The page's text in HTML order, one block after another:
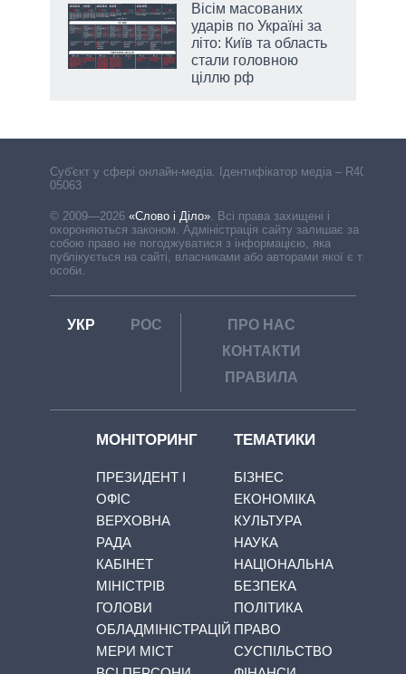
Вісім масованих
ударів по Україні за
літо: Київ та область
стали головною
ціллю рф
Cуб'єкт у сфері онлайн-медіа. Ідентифікатор медіа – R40-
05063
© 2009—2026 «Слово і Діло». Всі права захищені і
охороняються законом. Адміністрація сайту залишає за
собою право не погоджуватися з інформацією, яка
публікується на сайті, власниками або авторами якої є треті
особи.
УКР РОС
ПРО НАС
КОНТАКТИ
ПРАВИЛА
МОНІТОРИНГ
ПРЕЗИДЕНТ І
ОФІС
ВЕРХОВНА
РАДА
КАБІНЕТ
МІНІСТРІВ
ГОЛОВИ
ОБЛАДМІНІСТРАЦІЙ
МЕРИ МІСТ
ТЕМАТИКИ
БІЗНЕС
ЕКОНОМІКА
КУЛЬТУРА
НАУКА
НАЦІОНАЛЬНА
БЕЗПЕКА
ПОЛІТИКА
ПРАВО
СУСПІЛЬСТВО